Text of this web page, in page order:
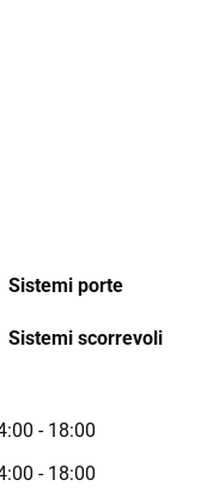
Sistemi porte
Sistemi scorrevoli
- 18:00
- 18:00